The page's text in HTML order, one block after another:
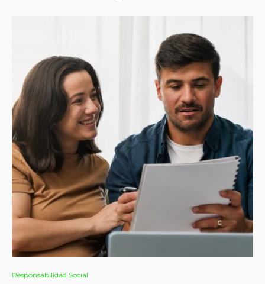
Responsabilidad Social